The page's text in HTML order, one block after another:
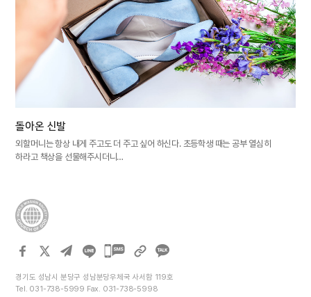
돌아온 신발
외할머니는 항상 내게 주고도 더 주고 싶어 하신다. 초등학생 때는 공부 열심히
하라고 책상을 선물해주시더니…
카카오톡
경기도 성남시 분당구 성남분당우체국 사서함 119호
Tel. 031-738-5999 Fax. 031-738-5998